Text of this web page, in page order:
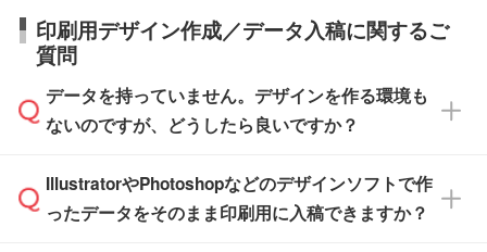
タッフまでお問い合わせください。
ル」に注文予定日をご入力いただくと、おおよ
その締切日や出荷目安をご確認いただけます。
品が決まりましたらお早めのご発注をお願いい
たします。
す。>>対象商品はこちら
※最短出荷日は商品によって異なります。各商
品ページにてご確認ください
す。(白箱、化粧箱、ブリスターパックなど)
【袋入り】 商品がひとつずつ袋に入っていま
す。(透明袋、デザイン袋など)
【個包装なし】 個包装がされていない状態で
※化粧箱から白箱への入れ替えや、オリジナル
箱の作成は原則承っておりません。
日本全国へお届けが可能です。なお、海外への
直接納品は行っておりませんので予めご了承く
ださい。
印刷用デザイン作成／データ入稿に関するご
質問
データを持っていません。デザインを作る環境も
ないのですが、どうしたら良いですか？
無料の「デザインシミュレーター」を使えば、
PCやスマホから簡単にデザインを作成できま
IllustratorやPhotoshopなどのデザインソフトで作
ったデータをそのまま印刷用に入稿できますか？